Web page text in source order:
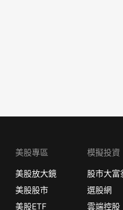
美股專區
美股放大鏡
美股股市
美股ETF
模擬投資
股市大富
選股網
雲端控股